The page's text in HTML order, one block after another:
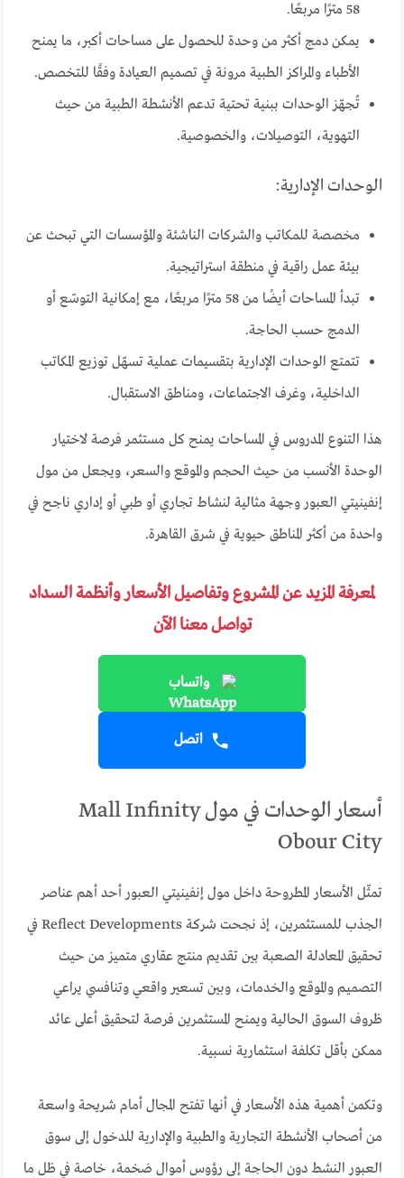
58 مترًا مربعًا.
يمكن دمج أكثر من وحدة للحصول على مساحات أكبر، ما يمنح
الأطباء والمراكز الطبية مرونة في تصميم العيادة وفقًا للتخصص.
تُجهّز الوحدات ببنية تحتية تدعم الأنشطة الطبية من حيث
التهوية، التوصيلات، والخصوصية.
الوحدات الإدارية:
مخصصة للمكاتب والشركات الناشئة والمؤسسات التي تبحث عن
بيئة عمل راقية في منطقة استراتيجية.
تبدأ المساحات أيضًا من 58 مترًا مربعًا، مع إمكانية التوسّع أو
الدمج حسب الحاجة.
تتمتع الوحدات الإدارية بتقسيمات عملية تسهّل توزيع المكاتب
الداخلية، وغرف الاجتماعات، ومناطق الاستقبال.
هذا التنوع المدروس في المساحات يمنح كل مستثمر فرصة لاختيار
الوحدة الأنسب من حيث الحجم والموقع والسعر، ويجعل من مول
إنفينيتي العبور وجهة مثالية لنشاط تجاري أو طبي أو إداري ناجح في
واحدة من أكثر المناطق حيوية في شرق القاهرة.
لمعرفة المزيد عن المشروع وتفاصيل الأسعار وأنظمة السداد
تواصل معنا الآن
واتساب
اتصل
أسعار الوحدات في مول Mall Infinity
Obour City
تمثّل الأسعار المطروحة داخل مول إنفينيتي العبور أحد أهم عناصر
الجذب للمستثمرين، إذ نجحت شركة Reflect Developments في
تحقيق المعادلة الصعبة بين تقديم منتج عقاري متميز من حيث
التصميم والموقع والخدمات، وبين تسعير واقعي وتنافسي يراعي
ظروف السوق الحالية ويمنح المستثمرين فرصة لتحقيق أعلى عائد
ممكن بأقل تكلفة استثمارية نسبية.
وتكمن أهمية هذه الأسعار في أنها تفتح المجال أمام شريحة واسعة
من أصحاب الأنشطة التجارية والطبية والإدارية للدخول إلى سوق
العبور النشط دون الحاجة إلى رؤوس أموال ضخمة، خاصة في ظل ما